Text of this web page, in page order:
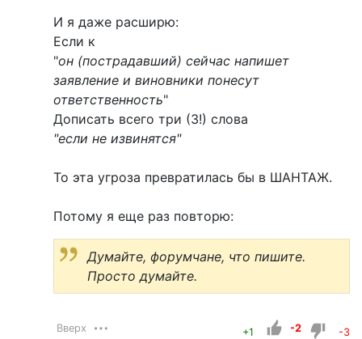
И я даже расширю:
Если к
"он (пострадавший) сейчас напишет
заявление и виновники понесут
ответственность"
Дописать всего три (3!) слова
"если не извинятся"
То эта угроза превратилась бы в ШАНТАЖ.
Потому я еще раз повторю:
Думайте, форумчане, что пишите.
Просто думайте.
Вверх +1 -2 -3